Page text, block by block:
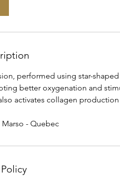
performed using star-
better oxygenation and
activates collagen
- Quebec